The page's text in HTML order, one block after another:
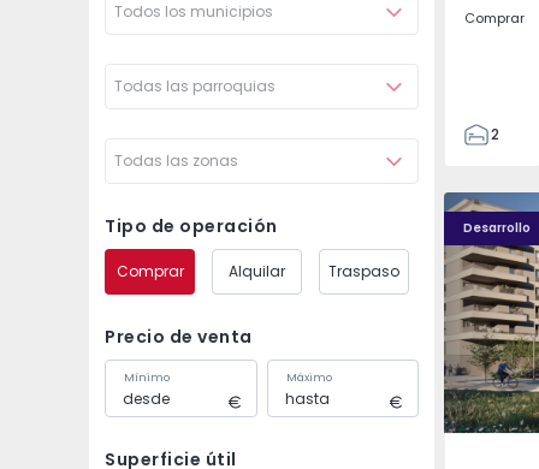
Todos los municipios
Todas las parroquias
Todas las zonas
Tipo de operación
Comprar Alquilar Traspaso
Precio de venta
Mínimo Máximo
Superficie útil
Comprar
2
85
85
0
4
Desarrollo
PLENO